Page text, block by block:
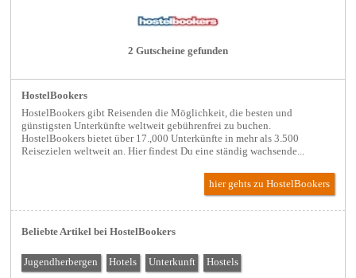
2 Gutscheine gefunden
HostelBookers
HostelBookers gibt Reisenden die Möglichkeit, die besten und
günstigsten Unterkünfte weltweit gebührenfrei zu buchen.
HostelBookers bietet über 17.,000 Unterkünfte in mehr als 3.500
Reisezielen weltweit an. Hier findest Du eine ständig wachsende...
hier gehts zu HostelBookers
Beliebte Artikel bei HostelBookers
Jugendherbergen Hotels Unterkunft Hostels